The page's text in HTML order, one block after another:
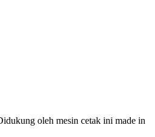
oleh mesin cetak ini made in